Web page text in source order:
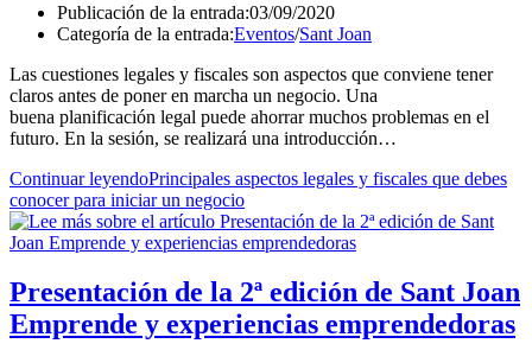
Publicación de la entrada:03/09/2020
Categoría de la entrada:Eventos/Sant Joan
Las cuestiones legales y fiscales son aspectos que conviene tener
claros antes de poner en marcha un negocio. Una
buena planificación legal puede ahorrar muchos problemas en el
futuro. En la sesión, se realizará una introducción…
Continuar leyendoPrincipales aspectos legales y fiscales que debes
conocer para iniciar un negocio
Presentación de la 2ª edición de Sant Joan
Emprende y experiencias emprendedoras